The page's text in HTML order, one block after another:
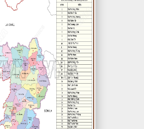
V/v: Điều chỉnh cục bộ
tiết xây dựng tỷ lệ
trung tâm thị trấn Tuần
Tuần Giáo tỉnh Điện Biên
số 1 Thị trấn Tuần
dân cư số 2 Thị trấn Tuần
dân cư mới số 3
| lượt tải:1460
đề giám sát năm